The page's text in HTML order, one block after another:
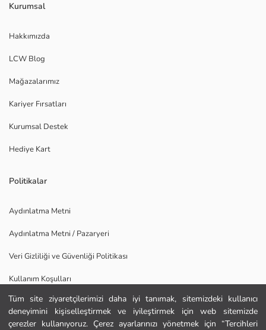
Tüm site ziyaretçilerimizi daha iyi tanımak, sitemizdeki kullanıcı
deneyimini kişiselleştirmek ve iyileştirmek için web sitemizde
çerezler kullanıyoruz. Çerez ayarlarınızı yönetmek için “Tercihleri
Ana Sayfa
Kurumsal
Hakkımızda
LCW Blog
Mağazalarımız
Kariyer Fırsatları
Kurumsal Destek
Hediye Kart
Politikalar
Aydınlatma Metni
Aydınlatma Metni / Pazaryeri
Veri Gizliliği ve Güvenliği Politikası
Kullanım Koşulları
Uygulamamızı İndirin